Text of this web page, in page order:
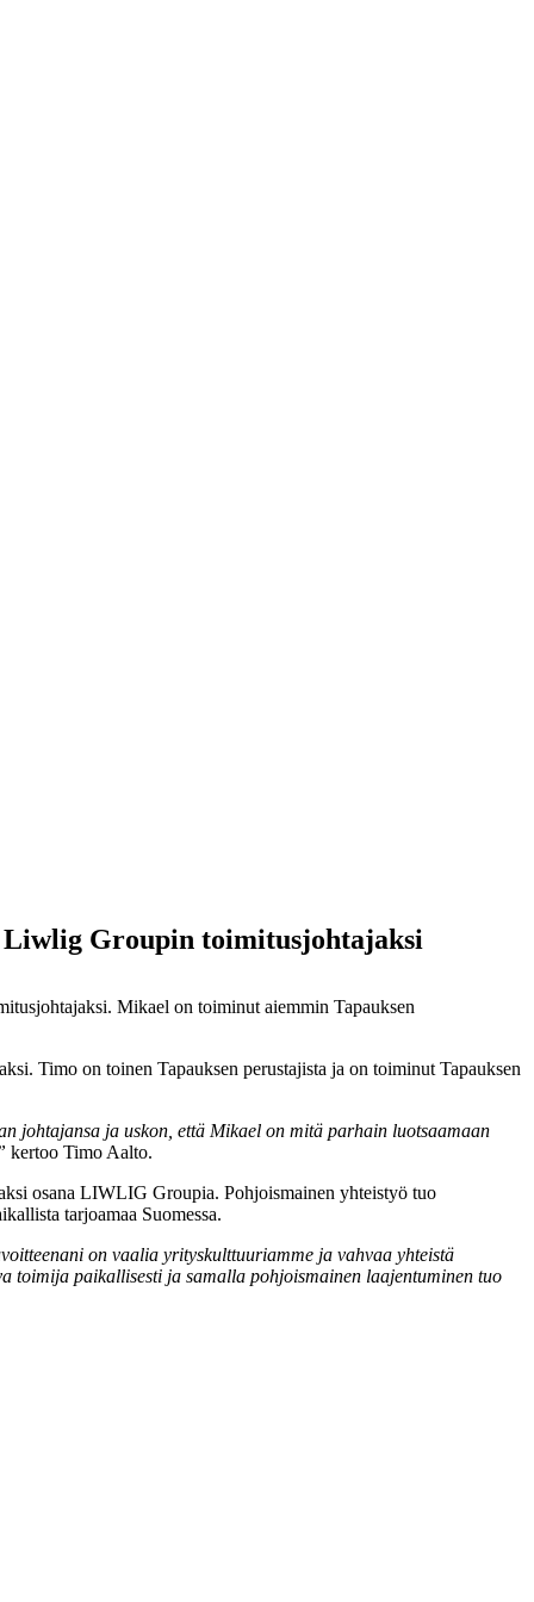
Liwlig Groupin toimitusjohtajaksi
Mikael on toiminut aiemmin Tapauksen
Timo on toinen Tapauksen perustajista ja on toiminut Tapauksen
johtajansa ja uskon, että Mikael on mitä parhain luotsaamaan
kertoo Timo Aalto.
osana LIWLIG Groupia. Pohjoismainen yhteistyö tuo
tarjoamaa Suomessa.
on vaalia yrityskulttuuriamme ja vahvaa yhteistä
toimija paikallisesti ja samalla pohjoismainen laajentuminen tuo